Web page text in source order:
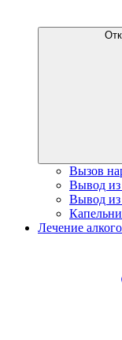
Вызов
Вывод из
Вывод из
Лечение